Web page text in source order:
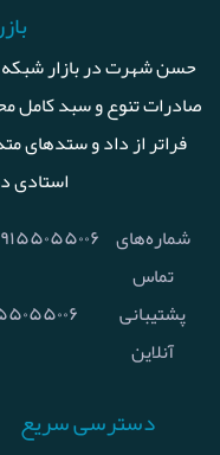
حسن شهرت در بازار شبکه
صادرات تنوع و سبد کامل
فراتر از داد و ستدهای
استادی
شماره‌های
تماس
پشتیبانی
آنلاین
دسترسی سریع